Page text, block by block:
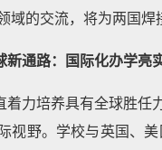
域的交流，将为两国焊
新通路：国际化办学亮
着力培养具有全球胜任
视野。学校与英国、